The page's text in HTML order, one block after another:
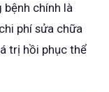
bệnh chính là
phí sửa chữa
trị hồi phục thể